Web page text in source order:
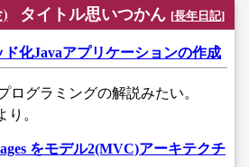
タイトル思いつかん [長年日記]
ド化Javaアプリケーションの作成
ログラミングの解説みたい。
り。
をモデル2(MVC)アーキテクチ